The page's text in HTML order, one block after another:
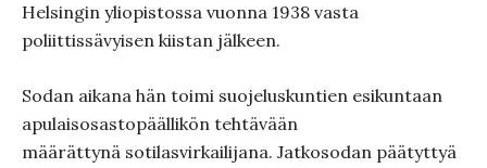
Helsingin yliopistossa vuonna 1938 vasta
poliittissävyisen kiistan jälkeen.
Sodan aikana hän toimi suojeluskuntien esikuntaan
apulaisosastopäällikön tehtävään
määrättynä sotilasvirkailijana. Jatkosodan päätyttyä